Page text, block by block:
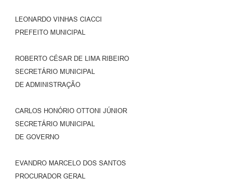
LEONARDO VINHAS CIACCI
PREFEITO MUNICIPAL
ROBERTO CÉSAR DE LIMA RIBEIRO
SECRETÁRIO MUNICIPAL
DE ADMINISTRAÇÃO
CARLOS HONÓRIO OTTONI JÚNIOR
SECRETÁRIO MUNICIPAL
DE GOVERNO
EVANDRO MARCELO DOS SANTOS
PROCURADOR GERAL